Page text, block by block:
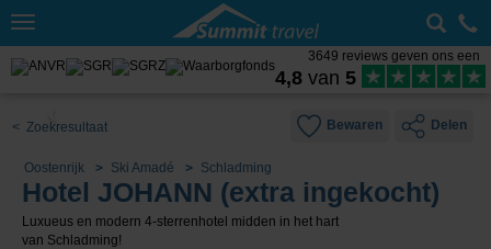
Toggle
3649 reviews geven ons een
4,8 van 5
< Zoekresultaat Bewaren Delen
Oostenrijk Ski Amadé Schladming
Hotel JOHANN (extra ingekocht)
Luxueus en modern 4-sterrenhotel midden in het hart
van Schladming!